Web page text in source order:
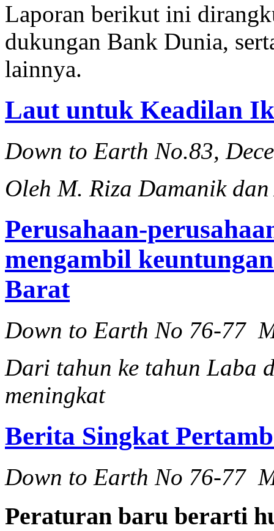
Laporan berikut ini
dukungan Bank Dunia,
lainnya.
Laut untuk Keadilan
Down to Earth No.83,
Oleh M. Riza Damanik
Perusahaan-
mengambil
Barat
Down to Earth No 76-77
Dari tahun ke tahun Laba
meningkat
Berita Singkat
Down to Earth No 76-77
Peraturan baru berarti